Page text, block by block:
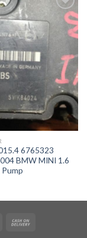
Ekle
6765323
BMW MINI 1.6
Pump